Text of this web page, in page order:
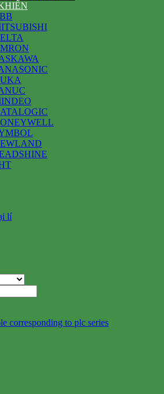
lí
corresponding to plc series